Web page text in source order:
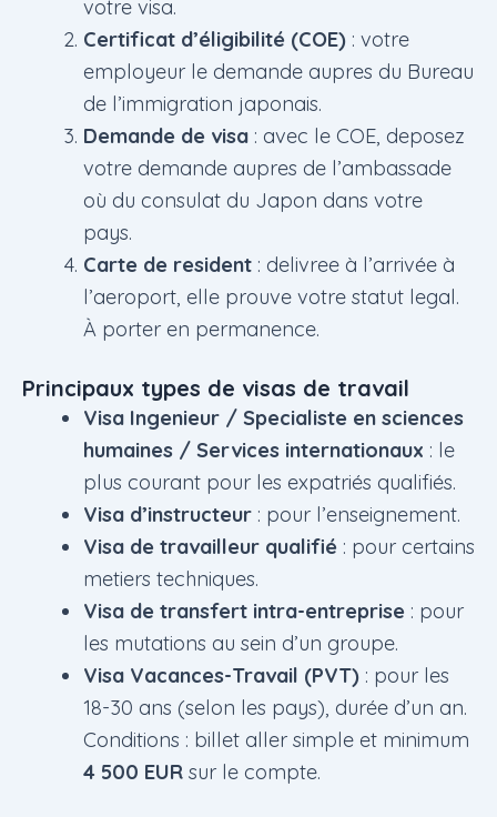
votre visa.
Certificat d’éligibilité (COE): votre
employeur le demande aupres du Bureau
de l’immigration japonais.
Demande de visa: avec le COE, deposez
votre demande aupres de l’ambassade
où du consulat du Japon dans votre
pays.
Carte de resident: delivree à l’arrivée à
l’aeroport, elle prouve votre statut legal.
À porter en permanence.
Principaux types de visas de travail
Visa Ingenieur / Specialiste en sciences
humaines / Services internationaux : le
plus courant pour les expatriés qualifiés.
Visa d’instructeur: pour l’enseignement.
Visa de travailleur qualifié: pour certains
metiers techniques.
Visa de transfert intra-entreprise: pour
les mutations au sein d’un groupe.
Visa Vacances-Travail (PVT): pour les
18-30 ans (selon les pays), durée d’un an.
Conditions : billet aller simple et minimum
4 500 EURsur le compte.